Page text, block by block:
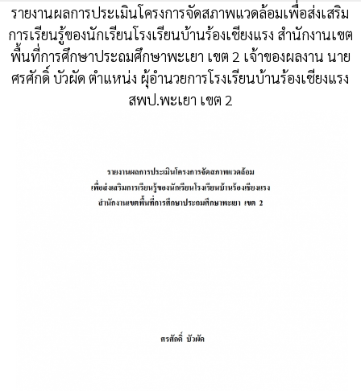
รายงานผลการประเมินโครงการจัดสภาพแวดล้อมเพื่อส่งเสริม
การเรียนรู้ของนักเรียนโรงเรียนบ้านร้องเชียงแรง สำนักงานเขต
พื้นที่การศึกษาประถมศึกษาพะเยา เขต 2 เจ้าของผลงาน นาย
ศรศักดิ์ บัวผัด ตำแหน่ง ผุ้อำนวยการโรงเรียนบ้านร้องเชียงแรง
สพป.พะเยา เขต 2